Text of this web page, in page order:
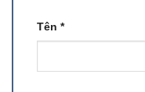
Tên *